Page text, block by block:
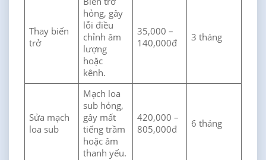
Thay biến
trở
hỏng, gây
lỗi điều
chỉnh âm
lượng
hoặc
kênh.
35,000 –
140,000đ
3 tháng
Sửa mạch
loa sub
Mạch loa
sub hỏng,
gây mất
tiếng trầm
hoặc âm
thanh yếu.
420,000 –
805,000đ
6 tháng